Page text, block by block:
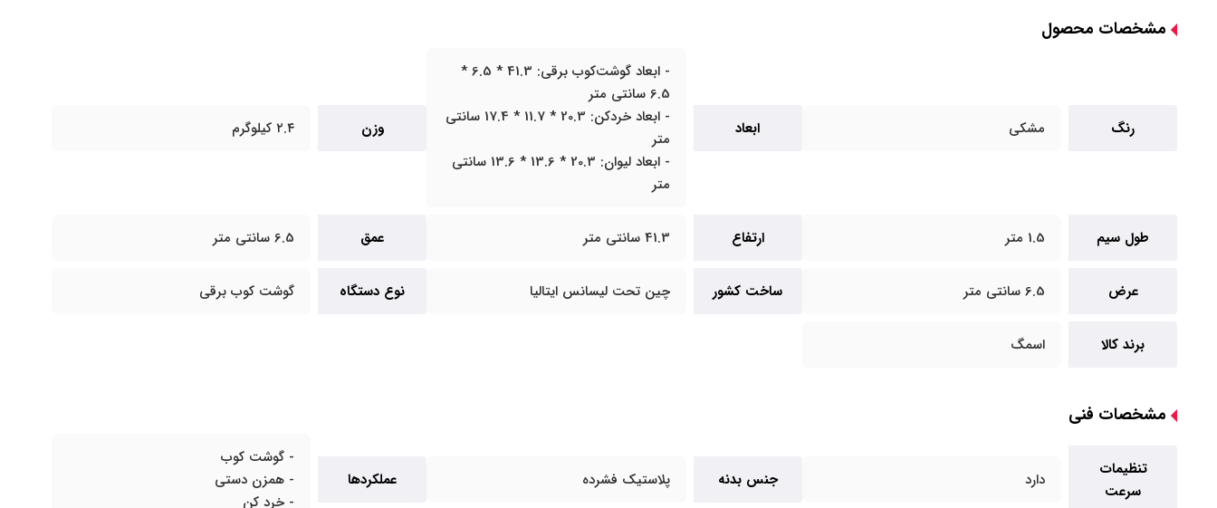
مشخصات محصول
رنگ مشکی ابعاد
- ابعاد گوشت‌کوب برقی: 41.3 * 6.5 *
6.5 سانتی متر
- ابعاد خردکن: 20.3 * 11.7 * 17.4 سانتی
متر
- ابعاد لیوان: 20.3 * 13.6 * 13.6 سانتی
متر
وزن ۲.۴ کیلوگرم
طول سیم 1.5 متر ارتفاع 41.3 سانتی متر عمق 6.5 سانتی متر
عرض 6.5 سانتی متر ساخت کشور چین تحت لیسانس ایتالیا نوع دستگاه گوشت کوب برقی
برند کالا اسمگ
مشخصات فنی
تنظیمات
سرعت
دارد جنس بدنه پلاستیک فشرده عملکردها
- گوشت کوب
- همزن دستی
- خرد کن